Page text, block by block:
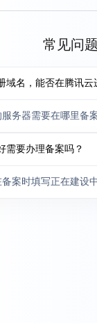
常见问题
域名，能否在腾讯云
务器需要在哪里备
需要办理备案吗？
案时填写正在建设中